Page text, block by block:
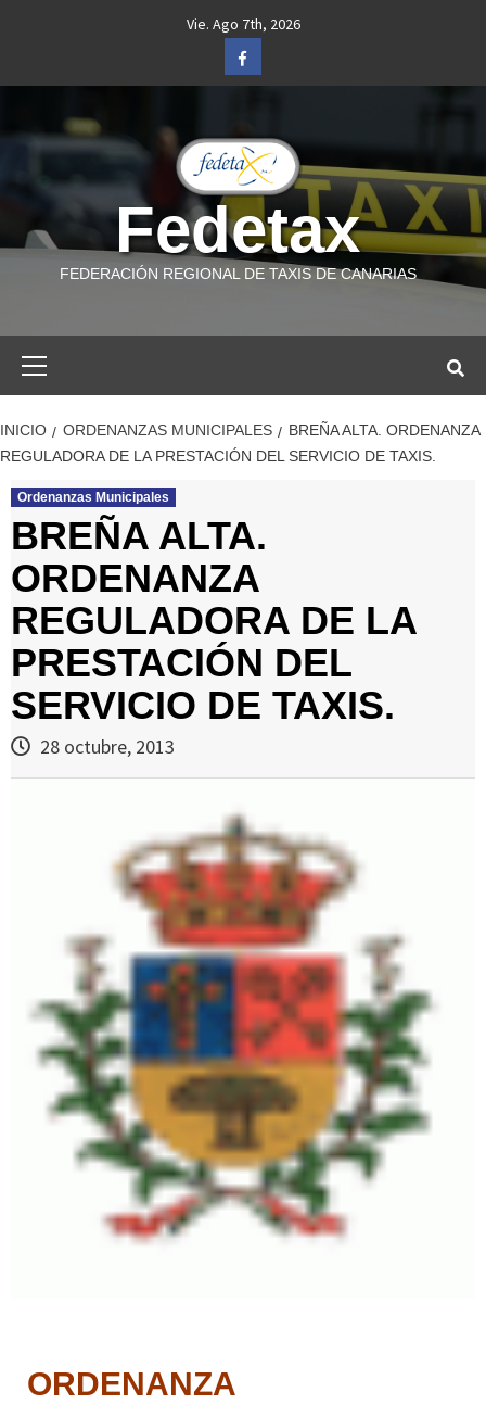
Vie. Ago 7th, 2026
Facebook
Fedetax
FEDERACIÓN REGIONAL DE TAXIS DE CANARIAS
INICIO ORDENANZAS MUNICIPALES
BREÑA ALTA. ORDENANZA
REGULADORA DE LA PRESTACIÓN DEL SERVICIO DE TAXIS.
Ordenanzas Municipales
BREÑA ALTA.
ORDENANZA
REGULADORA DE LA
PRESTACIÓN DEL
SERVICIO DE TAXIS.
28 octubre, 2013
ORDENANZA